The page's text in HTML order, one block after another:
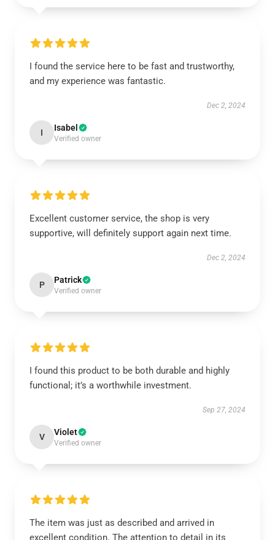
I found the service here to be fast and trustworthy,
and my experience was fantastic.
Dec 2, 2024
I Isabel
Verified owner
Excellent customer service, the shop is very
supportive, will definitely support again next time.
Dec 2, 2024
P Patrick
Verified owner
I found this product to be both durable and highly
functional; it’s a worthwhile investment.
Sep 27, 2024
V Violet
Verified owner
The item was just as described and arrived in
excellent condition. The attention to detail in its